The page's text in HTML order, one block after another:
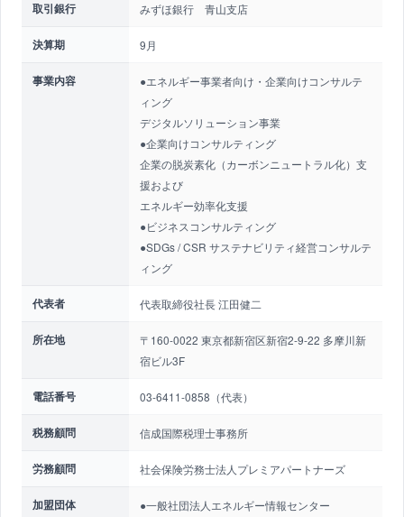
取引銀行 みずほ銀行 青山支店
決算期 9月
事業内容
●エネルギー事業者向け・企業向けコンサルテ
ィング
デジタルソリューション事業
●企業向けコンサルティング
企業の脱炭素化（カーボンニュートラル化）支
援および
エネルギー効率化支援
●ビジネスコンサルティング
●SDGs / CSR サステナビリティ経営コンサルテ
ィング
代表者 代表取締役社長 江田健二
所在地
〒160-0022 東京都新宿区新宿2-9-22 多摩川新
宿ビル3F
電話番号 03-6411-0858（代表）
税務顧問 信成国際税理士事務所
労務顧問 社会保険労務士法人プレミアパートナーズ
加盟団体
●一般社団法人エネルギー情報センター